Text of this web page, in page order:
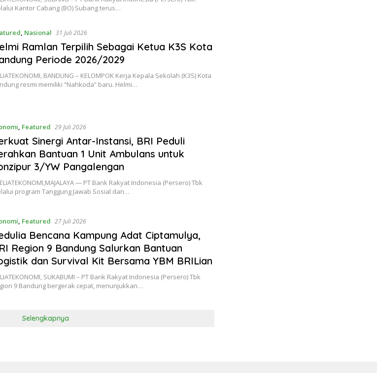
Kantor Cabang (BO) Subang terus…
, Nasional 31 Juli 2026
Ramlan Terpilih Sebagai Ketua K3S Kota
Periode 2026/2029
BANDUNG – KELOMPOK Kerja Kepala Sekolah (K3S) Kota
resmi memiliki “Nahkoda” baru. Helmi…
, Featured 29 Juli 2026
Sinergi Antar-Instansi, BRI Peduli
Bantuan 1 Unit Ambulans untuk
3/YW Pangalengan
— PT Bank Rakyat Indonesia (Persero) Tbk
program Tanggung Jawab Sosial dan…
, Featured 27 Juli 2026
Bencana Kampung Adat Ciptamulya,
Region 9 Bandung Salurkan Bantuan
dan Survival Kit Bersama YBM BRILian
​SUKABUMI – PT Bank Rakyat Indonesia (Persero) Tbk
9 Bandung bergerak cepat, menunjukkan…
Selengkapnya